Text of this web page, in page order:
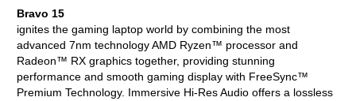
Bravo 15
ignites the gaming laptop world by combining the most
advanced 7nm technology AMD Ryzen™ processor and
Radeon™ RX graphics together, providing stunning
performance and smooth gaming display with FreeSync™
Premium Technology. Immersive Hi-Res Audio offers a lossless